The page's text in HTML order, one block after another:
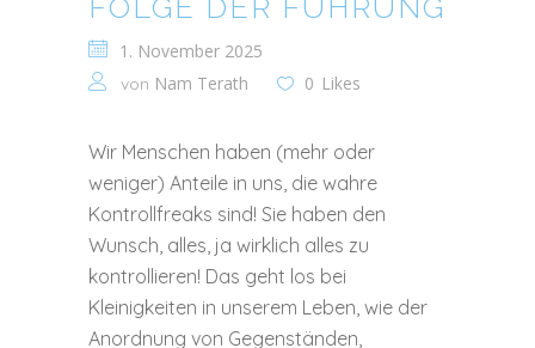
1. November 2025
von Nam Terath 0 Likes
Wir Menschen haben (mehr oder
weniger) Anteile in uns, die wahre
Kontrollfreaks sind! Sie haben den
Wunsch, alles, ja wirklich alles zu
kontrollieren! Das geht los bei
Kleinigkeiten in unserem Leben, wie der
Anordnung von Gegenständen,